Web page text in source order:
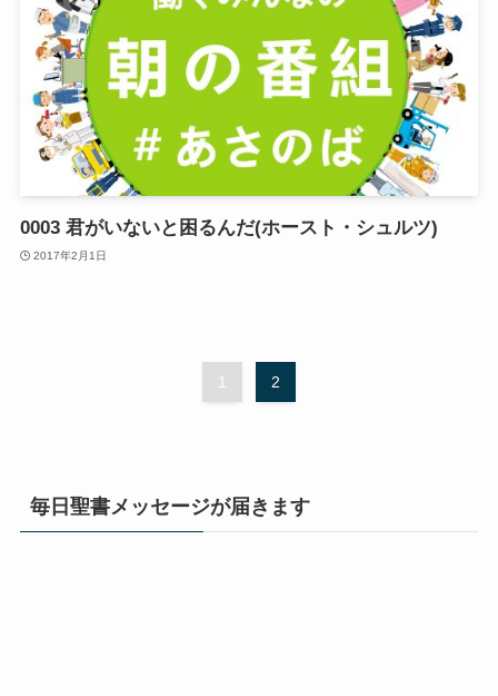
0003 君がいないと困るんだ(ホースト・シュルツ)
2017年2月1日
1 2
毎日聖書メッセージが届きます